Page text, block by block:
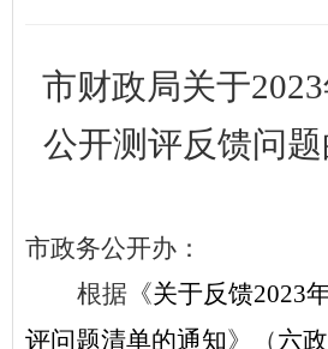
市财政局关于
公开测评反馈问
市政务公开办：
根据《关于反馈2023
评问题清单的通知》（六